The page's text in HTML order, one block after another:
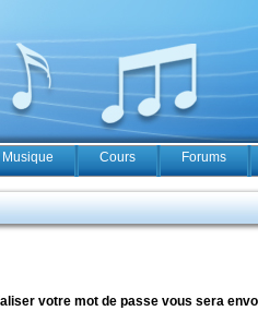
Musique Cours Forums
votre mot de passe vous sera